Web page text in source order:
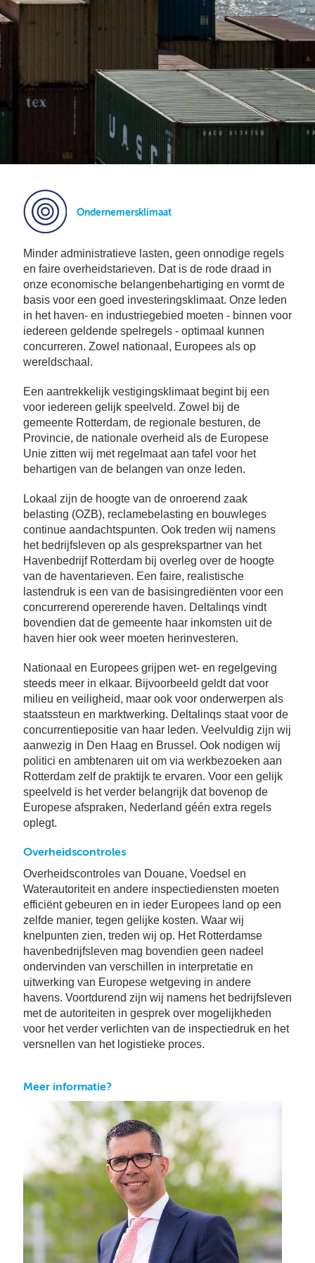
Thema's
&
&
Deltalinqs Climate Program
Over Deltalinqs
Ondernemersklimaat
Minder administratieve lasten, geen onnodige regels
en faire overheidstarieven. Dat is de rode draad in
onze economische belangenbehartiging en vormt de
basis voor een goed investeringsklimaat. Onze leden
in het haven- en industriegebied moeten - binnen voor
iedereen geldende spelregels - optimaal kunnen
concurreren. Zowel nationaal, Europees als op
wereldschaal.
Een aantrekkelijk vestigingsklimaat begint bij een
voor iedereen gelijk speelveld. Zowel bij de
gemeente Rotterdam, de regionale besturen, de
Provincie, de nationale overheid als de Europese
Unie zitten wij met regelmaat aan tafel voor het
behartigen van de belangen van onze leden.
Lokaal zijn de hoogte van de onroerend zaak
belasting (OZB), reclamebelasting en bouwleges
continue aandachtspunten. Ook treden wij namens
het bedrijfsleven op als gesprekspartner van het
Havenbedrijf Rotterdam bij overleg over de hoogte
van de haventarieven. Een faire, realistische
lastendruk is een van de basisingrediënten voor een
concurrerend opererende haven. Deltalinqs vindt
bovendien dat de gemeente haar inkomsten uit de
haven hier ook weer moeten herinvesteren.
Nationaal en Europees grijpen wet- en regelgeving
steeds meer in elkaar. Bijvoorbeeld geldt dat voor
milieu en veiligheid, maar ook voor onderwerpen als
staatssteun en marktwerking. Deltalinqs staat voor de
concurrentiepositie van haar leden. Veelvuldig zijn wij
aanwezig in Den Haag en Brussel. Ook nodigen wij
politici en ambtenaren uit om via werkbezoeken aan
Rotterdam zelf de praktijk te ervaren. Voor een gelijk
speelveld is het verder belangrijk dat bovenop de
Europese afspraken, Nederland géén extra regels
oplegt.
Overheidscontroles
Overheidscontroles van Douane, Voedsel en
Waterautoriteit en andere inspectiediensten moeten
efficiënt gebeuren en in ieder Europees land op een
zelfde manier, tegen gelijke kosten. Waar wij
knelpunten zien, treden wij op. Het Rotterdamse
havenbedrijfsleven mag bovendien geen nadeel
ondervinden van verschillen in interpretatie en
uitwerking van Europese wetgeving in andere
havens. Voortdurend zijn wij namens het bedrijfsleven
met de autoriteiten in gesprek over mogelijkheden
voor het verder verlichten van de inspectiedruk en het
versnellen van het logistieke proces.
Meer informatie?